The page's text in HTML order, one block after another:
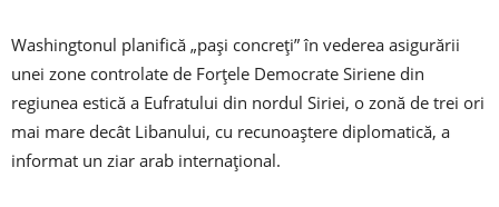
Washingtonul planifică „pași concreți” în vederea asigurării
unei zone controlate de Forțele Democrate Siriene din
regiunea estică a Eufratului din nordul Siriei, o zonă de trei ori
mai mare decât Libanului, cu recunoaștere diplomatică, a
informat un ziar arab internațional.